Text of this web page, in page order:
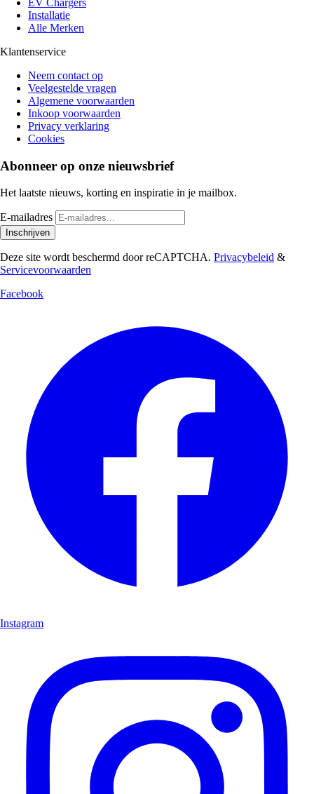
Installatie
Alle Merken
Klantenservice
Neem contact op
Veelgestelde vragen
Algemene voorwaarden
Inkoop voorwaarden
Privacy verklaring
Cookies
Abonneer op onze nieuwsbrief
Het laatste nieuws, korting en inspiratie in je mailbox.
E-mailadres
Inschrijven
Deze site wordt beschermd door reCAPTCHA. Privacybeleid &
Servicevoorwaarden
Facebook
Instagram